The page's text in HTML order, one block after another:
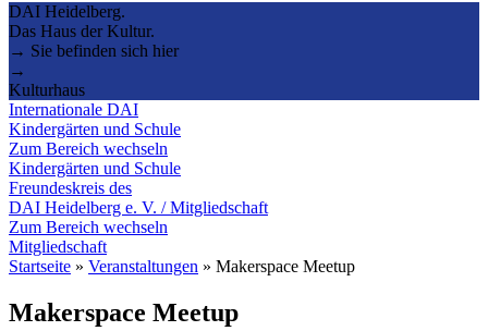
DAI Heidelberg.
Das Haus der Kultur.
→ Sie befinden sich hier
→
Kulturhaus
Internationale DAI
Kindergärten und Schule
Zum Bereich wechseln
Kindergärten und Schule
Freundeskreis des
DAI Heidelberg e. V. / Mitgliedschaft
Zum Bereich wechseln
Mitgliedschaft
Startseite » Veranstaltungen » Makerspace Meetup
Makerspace Meetup